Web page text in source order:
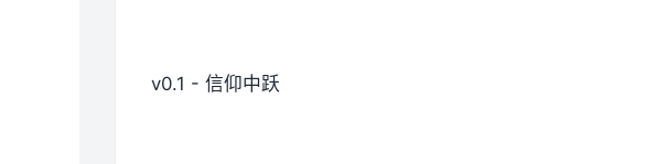
v0.1 - 信仰中跃